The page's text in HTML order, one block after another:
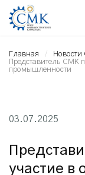
Главная
Представитель СМК
промышленности
03.07.2025
участие в